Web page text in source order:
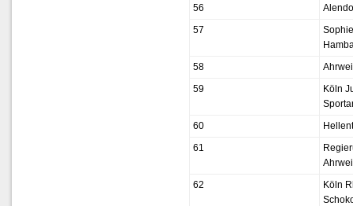
56
57
58
59
Köln
60
61
62
Köln